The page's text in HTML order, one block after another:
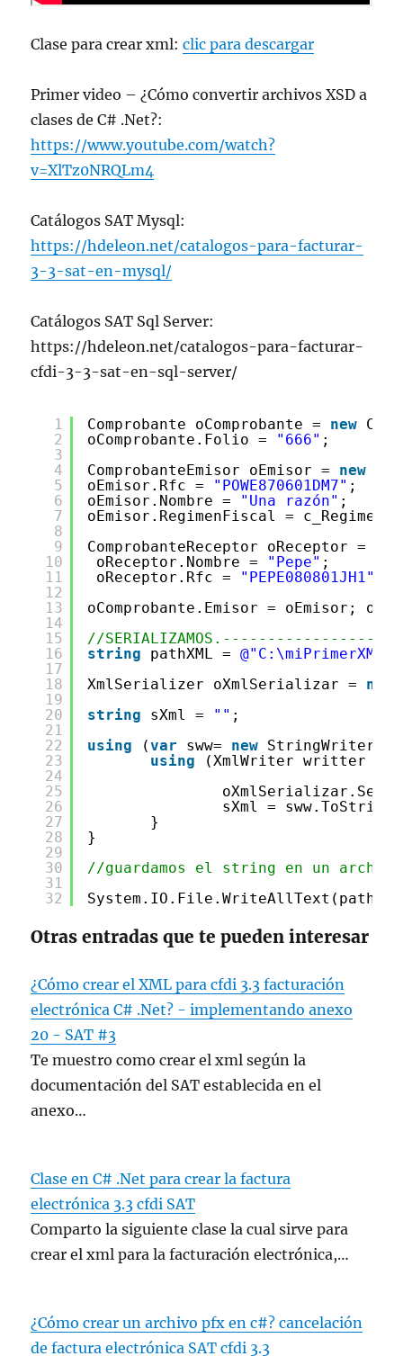
Clase para crear xml:clic para descargar
Primer video – ¿Cómo convertir archivos XSD a
clases de C# .Net?:
https://www.youtube.com/watch?
v=XlTz0NRQLm4
Catálogos SAT Mysql:
https://hdeleon.net/catalogos-para-facturar-
3-3-sat-en-mysql/
Catálogos SAT Sql Server:
https://hdeleon.net/catalogos-para-facturar-
cfdi-3-3-sat-en-sql-server/
1
2
3
4
5
6
7
8
9
10
11
12
13
14
15
16
17
18
19
20
21
22
23
24
25
26
27
28
29
30
31
32
Comprobante oComprobante = new
oComprobante.Folio = "666" ;
ComprobanteEmisor oEmisor = new
oEmisor.Rfc = "POWE870601DM7" ;
oEmisor.Nombre = "Una razón" ;
oEmisor.RegimenFiscal =
ComprobanteReceptor oReceptor =
oReceptor.Nombre = "Pepe" ;
oReceptor.Rfc = "PEPE080801JH1"
oComprobante.Emisor = oEmisor;
//
string
pathXML =
XmlSerializer oXmlSerializar = new
string
sXml = "" ;
using
(var sww= new
using
(XmlWriter writter =
sXml =
}
}
//guardamos el string en un
Otras entradas que te pueden interesar
¿Cómo crear el XML para cfdi 3.3 facturación
electrónica C# .Net? - implementando anexo
20 - SAT #3
Te muestro como crear el xml según la
documentación del SAT establecida en el
anexo…
Clase en C# .Net para crear la factura
electrónica 3.3 cfdi SAT
Comparto la siguiente clase la cual sirve para
crear el xml para la facturación electrónica,…
¿Cómo crear un archivo pfx en c#? cancelación
de factura electrónica SAT cfdi 3.3